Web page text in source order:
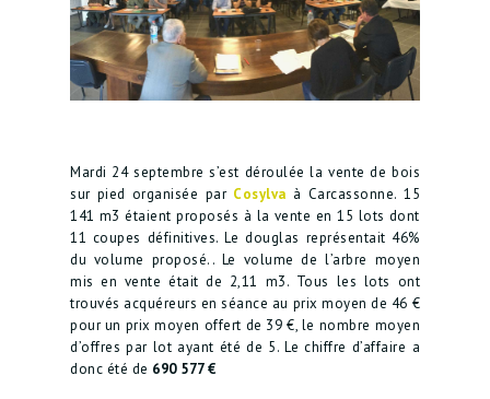
Mardi 24 septembre s’est déroulée la vente de bois
sur pied organisée par Cosylva à Carcassonne. 15
141 m3 étaient proposés à la vente en 15 lots dont
11 coupes définitives. Le douglas représentait 46%
du volume proposé.. Le volume de l’arbre moyen
mis en vente était de 2,11 m3. Tous les lots ont
trouvés acquéreurs en séance au prix moyen de 46 €
pour un prix moyen offert de 39 €, le nombre moyen
d’offres par lot ayant été de 5. Le chiffre d’affaire a
donc été de 690 577 €